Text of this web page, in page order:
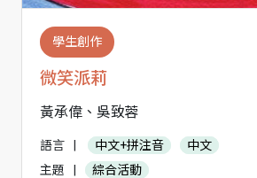
學生創作
微笑派莉
黃承偉、吳致蓉
語言 中文+拼注音
中文
主題
綜合活動